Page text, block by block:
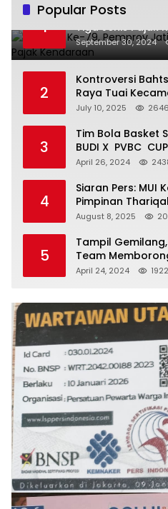
Popular Posts
1
Hari Jadi Ke-79,
Tiga Jenis Pajak
September 30, 2024
2
Kontroversi
Raya Tuai
Al Mu’min
July 10, 2025 2646
3
Tim Bola Basket
BUDI X PVBC
April 26, 2024
4
Siaran Pers: MUI
Pimpinan
Jaga Umat
August 8, 2025
5
Tampil Gemilang,
Team
April 24, 2024 1922